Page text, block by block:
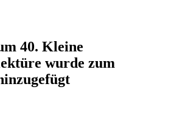
40. Kleine
wurde zum